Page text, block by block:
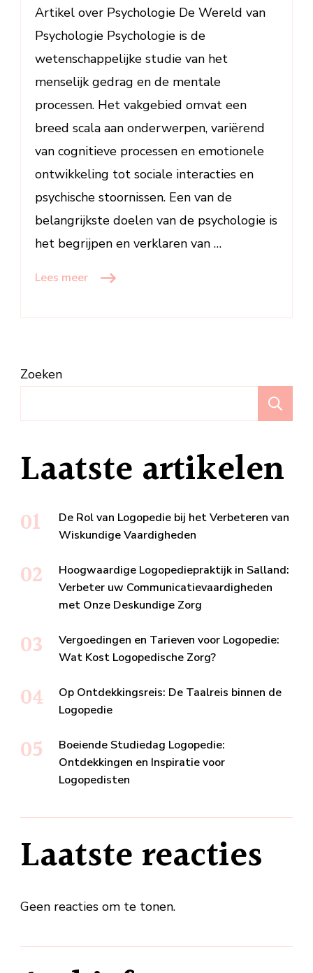
Artikel over Psychologie De Wereld van
Psychologie Psychologie is de
wetenschappelijke studie van het
menselijk gedrag en de mentale
processen. Het vakgebied omvat een
breed scala aan onderwerpen, variërend
van cognitieve processen en emotionele
ontwikkeling tot sociale interacties en
psychische stoornissen. Een van de
belangrijkste doelen van de psychologie is
het begrijpen en verklaren van …
Lees meer
Zoeken
Laatste artikelen
De Rol van Logopedie bij het Verbeteren van
Wiskundige Vaardigheden
Hoogwaardige Logopediepraktijk in Salland:
Verbeter uw Communicatievaardigheden
met Onze Deskundige Zorg
Vergoedingen en Tarieven voor Logopedie:
Wat Kost Logopedische Zorg?
Op Ontdekkingsreis: De Taalreis binnen de
Logopedie
Boeiende Studiedag Logopedie:
Ontdekkingen en Inspiratie voor
Logopedisten
Laatste reacties
Geen reacties om te tonen.